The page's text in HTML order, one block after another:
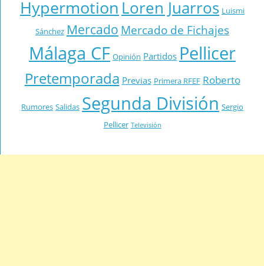
Hypermotion Loren Juarros Luismi
Sánchez Mercado Mercado de Fichajes
Málaga CF Opinión Partidos Pellicer
Pretemporada Previas Primera RFEF Roberto
Rumores Salidas Segunda División Sergio
Pellicer Televisión